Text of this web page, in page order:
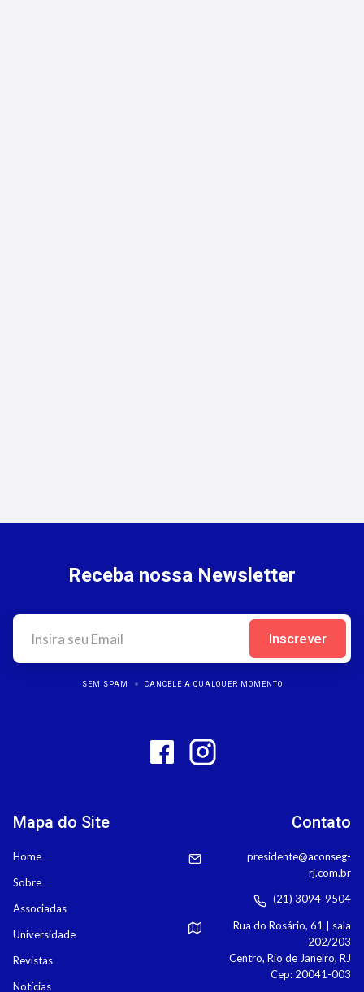
Mapa do Site
Home
Sobre
Associadas
Universidade
Revistas
Notícias
Receba nossa Newsletter
SEM SPAM CANCELE A QUALQUER MOMENTO
Contato
presidente@aconseg-
rj.com.br
(21) 3094-9504
Rua do Rosário, 61 | sala
202/203
Centro, Rio de Janeiro, RJ
Cep: 20041-003